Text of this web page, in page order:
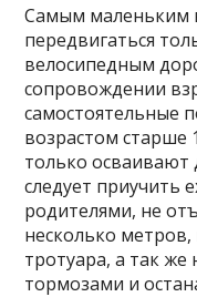
Самым маленьким
передвигаться
велосипедным
сопровождении
самостоятельные
возрастом
только осваивают
следует приучить
родителями, не
несколько
тротуара, а так же
тормозами и